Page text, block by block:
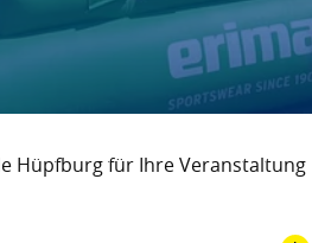
Hüpfburg für Ihre Veranstaltung